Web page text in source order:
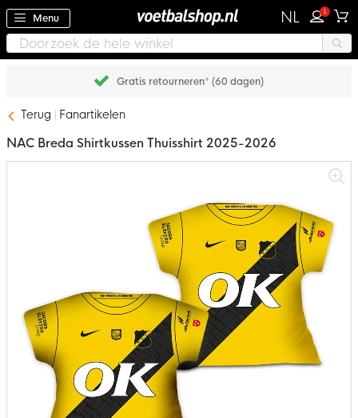
Menu NL 1
Gratis retourneren* (60 dagen)
Terug Fanartikelen
NAC Breda Shirtkussen Thuisshirt 2025-2026